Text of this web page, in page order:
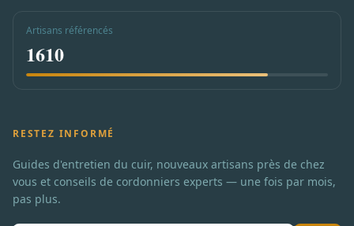
Artisans référencés
1610
RESTEZ INFORMÉ
Guides d'entretien du cuir, nouveaux artisans près de chez
vous et conseils de cordonniers experts — une fois par mois,
pas plus.